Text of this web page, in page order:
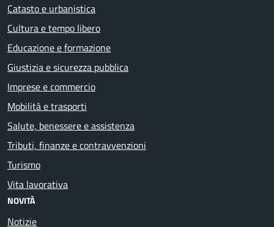
Catasto e urbanistica
Cultura e tempo libero
Educazione e formazione
Giustizia e sicurezza pubblica
Imprese e commercio
Mobilità e trasporti
Salute, benessere e assistenza
Tributi, finanze e contravvenzioni
Turismo
Vita lavorativa
NOVITÀ
Notizie